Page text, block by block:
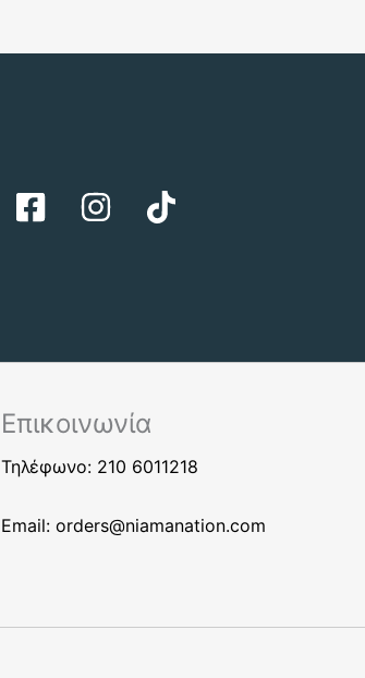
Επικοινωνία
Τηλέφωνο: 210 6011218
Email:orders@niamanation.com